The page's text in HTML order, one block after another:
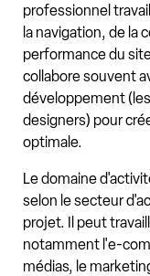
professionnel
la navigation, de la
performance du
collabore souvent
développement
designers) pour
optimale.
Le domaine
selon le secteur
projet. Il peut
notamment l'e-
médias, le